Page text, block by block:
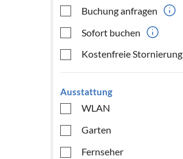
Buchung anfragen
Sofort buchen
Kostenfreie Stornierung
Ausstattung
WLAN
Garten
Fernseher